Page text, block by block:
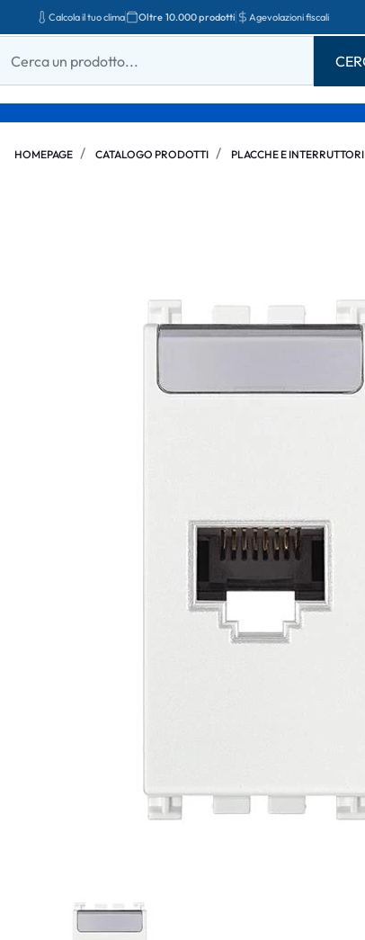
Calcola il tuo clima Oltre 10.000 prodotti Agevolazioni fiscali
HOMEPAGE CATALOGO PRODOTTI PLACCHE E INTERRUTTORI